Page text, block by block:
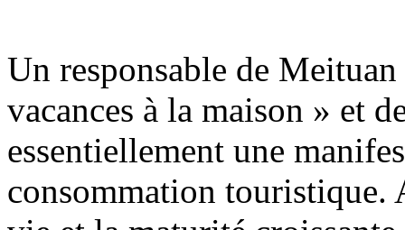
Un responsable de
vacances à la maison » et
essentiellement une
consommation touristique.